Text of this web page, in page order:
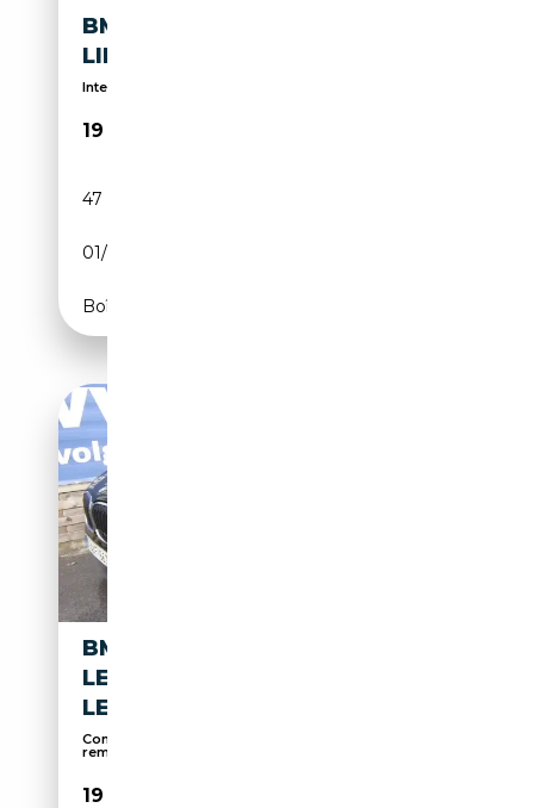
BMW X1 SDRIVE18I SPORT
LINE PANO LED CD NAVI PDC
Interessantes Leasing bei Jahreswagen
19 490€
47 859 km
01/2019
Boîte manuelle
BMW X1 1.8I SDRIVE NAVI +
LEDER + DAB + FACELIFT +
LED
Commande vocale, Phares au LED, Attache
remorque, ...
19 900€